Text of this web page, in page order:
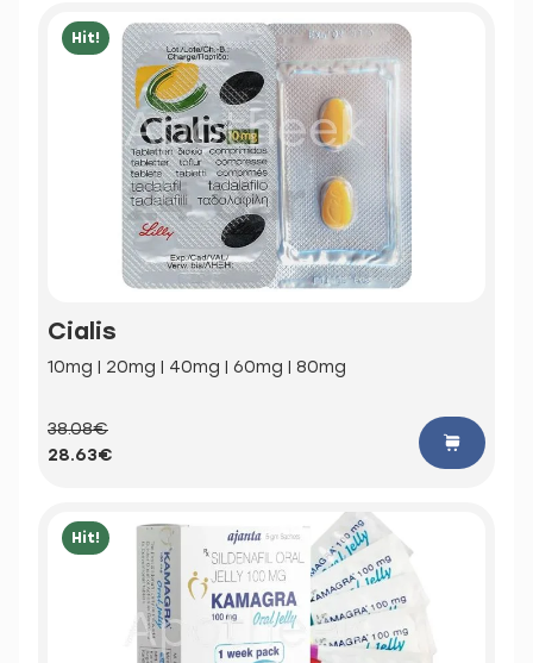
Hit!
Cialis
10mg | 20mg | 40mg | 60mg | 80mg
38.08€
28.63€
Hit!